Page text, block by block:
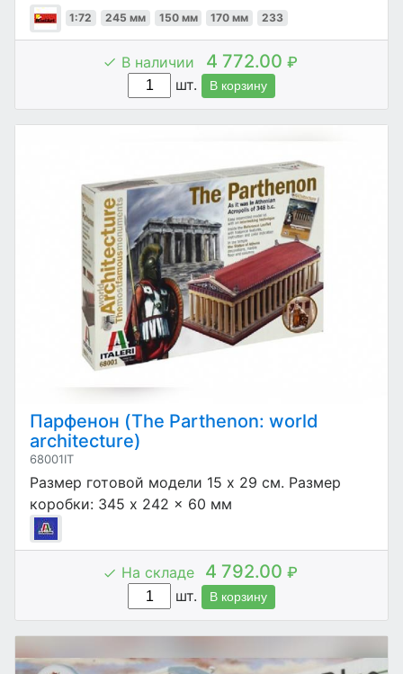
1:72 245 мм 150 мм 170 мм 233
В наличии 4 772.00 ₽
шт.
В корзину
Парфенон (The Parthenon: world
architecture)
68001IT
Размер готовой модели 15 x 29 см. Размер
коробки: 345 x 242 x 60 мм
На складе 4 792.00 ₽
шт.
В корзину